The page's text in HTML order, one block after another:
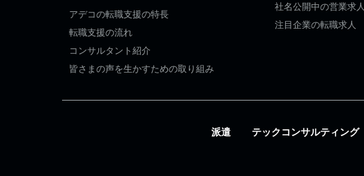
アデコの転職支援の特長
転職支援の流れ
コンサルタント紹介
皆さまの声を生かすための取り組み
社名公開中の営業求人
注目企業の転職求人
派遣 テックコンサルティング